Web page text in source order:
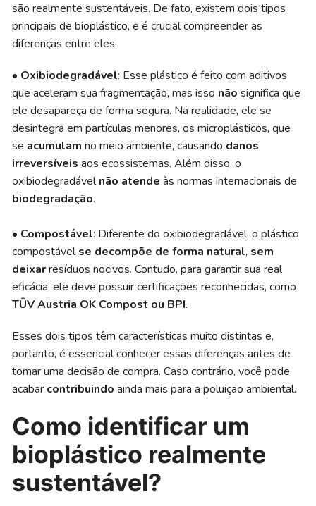
são realmente sustentáveis. De fato, existem dois tipos
principais de bioplástico, e é crucial compreender as
diferenças entre eles.
• Oxibiodegradável: Esse plástico é feito com aditivos
que aceleram sua fragmentação, mas isso nãosignifica que
ele desapareça de forma segura. Na realidade, ele se
desintegra em partículas menores, os microplásticos, que
se acumulamno meio ambiente, causando danos
irreversíveis aos ecossistemas. Além disso, o
oxibiodegradávelnão atende às normas internacionais de
biodegradação.
• Compostável: Diferente do oxibiodegradável, o plástico
compostávelse decompõe de forma natural, sem
deixarresíduos nocivos. Contudo, para garantir sua real
eficácia, ele deve possuir certificações reconhecidas, como
TÜV Austria OK Compost ou BPI.
Esses dois tipos têm características muito distintas e,
portanto, é essencial conhecer essas diferenças antes de
tomar uma decisão de compra. Caso contrário, você pode
acabar contribuindoainda mais para a poluição ambiental.
Como identificar um
bioplástico realmente
sustentável?